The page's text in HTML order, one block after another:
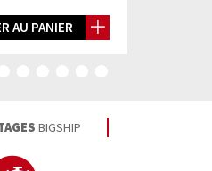
AU PANIER
BIGSHIP